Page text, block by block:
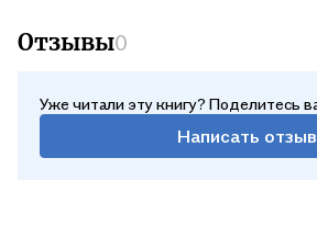
Отзывы0
Уже читали эту книгу? Поделитесь
Написать отзыв